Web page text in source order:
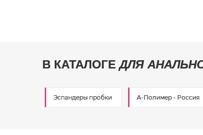
В КАТАЛОГЕДЛЯ
Эспандеры пробки А-Полимер - Россия